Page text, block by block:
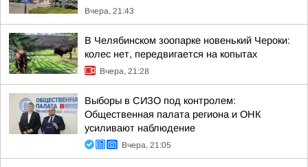
Вчера, 21:43
В Челябинском зоопарке новенький Чероки:
колес нет, передвигается на копытах
Вчера, 21:28
Выборы в СИЗО под контролем:
Общественная палата региона и ОНК
усиливают наблюдение
Вчера, 21:05